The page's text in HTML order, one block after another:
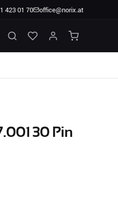
423 01 70 office@norix.at
30 Pin